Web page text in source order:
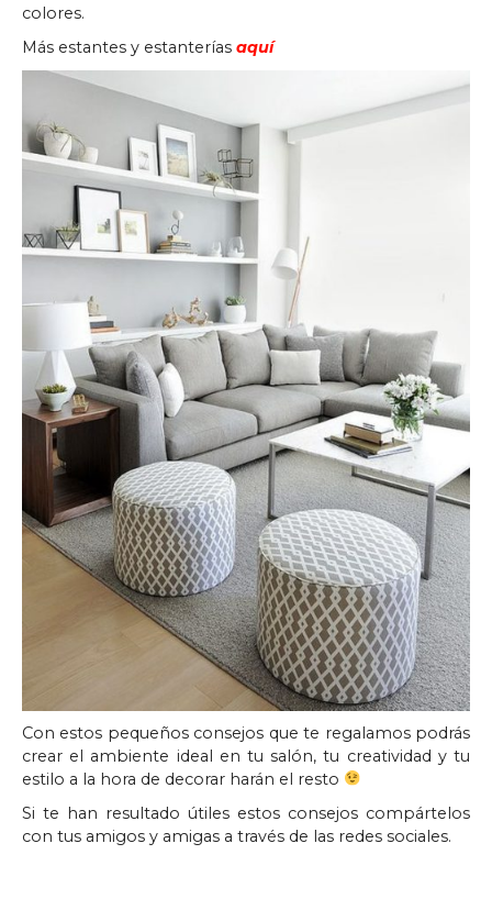
colores.
Más estantes y estanterías aquí
Con estos pequeños consejos que te regalamos podrás
crear el ambiente ideal en tu salón, tu creatividad y tu
estilo a la hora de decorar harán el resto
Si te han resultado útiles estos consejos compártelos
con tus amigos y amigas a través de las redes sociales.